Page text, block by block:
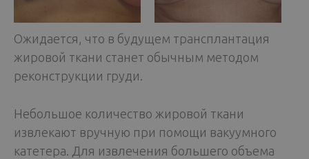
Ожидается, что в будущем трансплантация
жировой ткани станет обычным методом
реконструкции груди.
Небольшое количество жировой ткани
извлекают вручную при помощи вакуумного
катетера. Для извлечения большего объема